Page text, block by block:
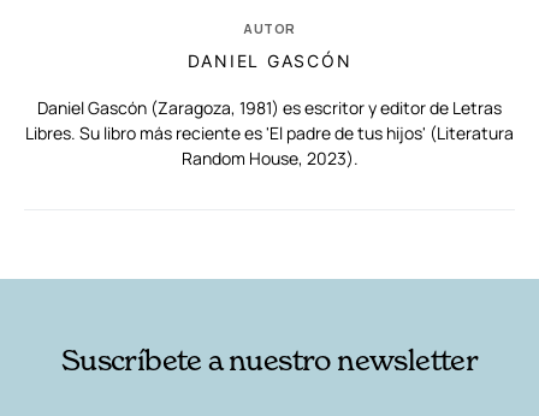
AUTOR
DANIEL GASCÓN
Daniel Gascón (Zaragoza, 1981) es escritor y editor de Letras
Libres. Su libro más reciente es 'El padre de tus hijos' (Literatura
Random House, 2023).
Suscríbete a nuestro newsletter